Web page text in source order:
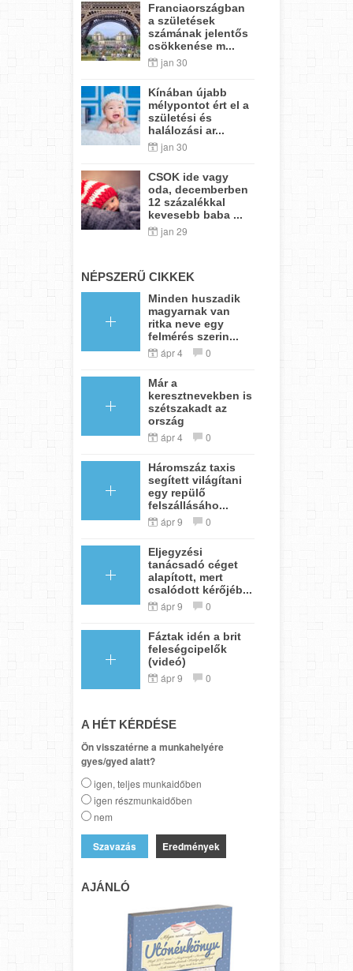
Franciaországban
a születések
számának jelentős
csökkenése m...
jan 30
Kínában újabb
mélypontot ért el a
születési és
halálozási ar...
jan 30
CSOK ide vagy
oda, decemberben
12 százalékkal
kevesebb baba ...
jan 29
NÉPSZERŰ CIKKEK
Minden huszadik
magyarnak van
ritka neve egy
felmérés szerin...
ápr 4 0
Már a
keresztnevekben is
szétszakadt az
ország
ápr 4 0
Háromszáz taxis
segített világítani
egy repülő
felszállásáho...
ápr 9 0
Eljegyzési
tanácsadó céget
alapított, mert
csalódott kérőjéb...
ápr 9 0
Fáztak idén a brit
feleségcipelők
(videó)
ápr 9 0
A HÉT KÉRDÉSE
Ön visszatérne a munkahelyére
gyes/gyed alatt?
igen, teljes munkaidőben
igen részmunkaidőben
nem
Eredmények
AJÁNLÓ